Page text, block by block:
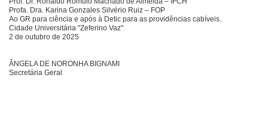
Profa. Dra. Karina Gonzales Silvério Ruiz – FOP
Ao GR para ciência e após à Detic para as providências cabíveis.
Cidade Universitária "Zeferino Vaz"
2 de outubro de 2025
ÂNGELA DE NORONHA BIGNAMI
Secretária Geral